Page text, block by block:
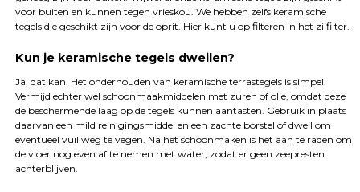
voor buiten en kunnen tegen vrieskou. We hebben zelfs keramische
tegels die geschikt zijn voor de oprit. Hier kunt u op filteren in het zijfilter.
Kun je keramische tegels dweilen?
Ja, dat kan. Het onderhouden van keramische terrastegels is simpel.
Vermijd echter wel schoonmaakmiddelen met zuren of olie, omdat deze
de beschermende laag op de tegels kunnen aantasten. Gebruik in plaats
daarvan een mild reinigingsmiddel en een zachte borstel of dweil om
eventueel vuil weg te vegen. Na het schoonmaken is het aan te raden om
de vloer nog even af te nemen met water, zodat er geen zeepresten
achterblijven.